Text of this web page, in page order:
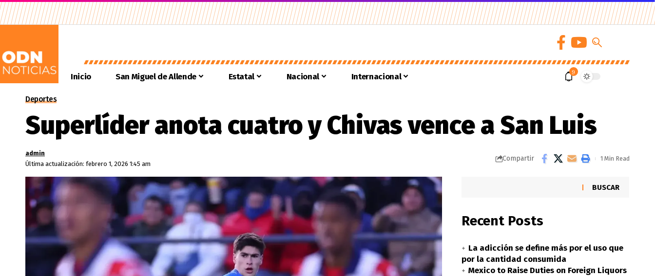
Inicio San Miguel de Allende Estatal Nacional Internacional 9
Deportes
Superlíder anota cuatro y Chivas vence a San Luis
Última actualización: febrero 1, 2026 1:45 am
admin
Compartir 1 Min Read
BUSCAR
Recent Posts
La adicción se define más por el uso que
por la cantidad consumida
Mexico to Raise Duties on Foreign Liquors